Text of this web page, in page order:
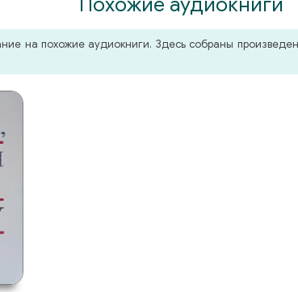
на похожие аудиокниги. Здесь собраны